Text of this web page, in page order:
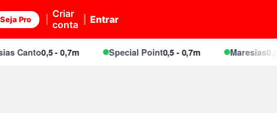
Seja Pro
Criar
conta
Entrar
0,5 - 0,7m Special Point0,5 - 0,7m Maresias0,5 -